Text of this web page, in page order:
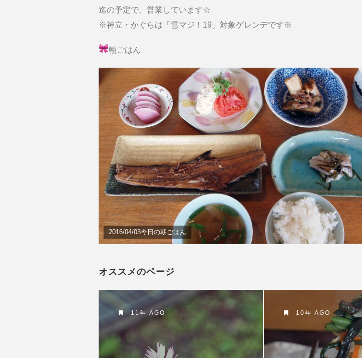
迄の予定で、営業しています☆
※神立・かぐらは「雪マジ！19」対象ゲレンデです※
朝ごはん
2016/04/03今日の朝ごはん
オススメのページ
11年 AGO 10年 AGO